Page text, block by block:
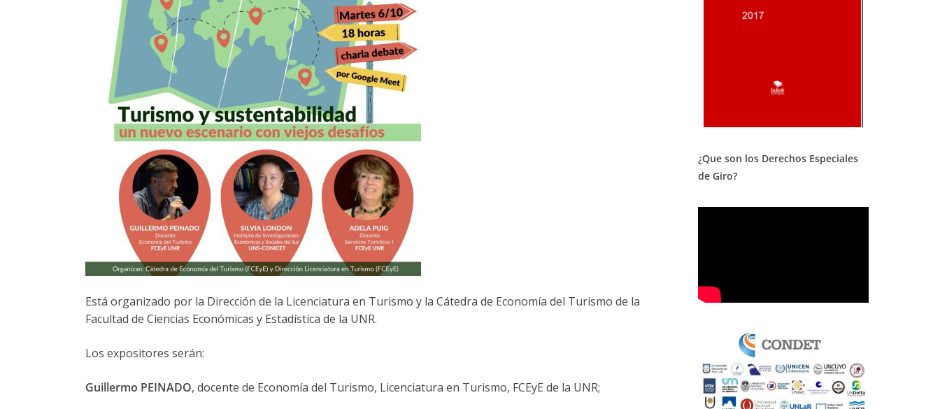
Está organizado por la Dirección de la Licenciatura en Turismo y la Cátedra de Economía del Turismo de la
Facultad de Ciencias Económicas y Estadística de la UNR.
Los expositores serán:
Guillermo PEINADO, docente de Economía del Turismo, Licenciatura en Turismo, FCEyE de la UNR;
¿Que son los Derechos Especiales
de Giro?